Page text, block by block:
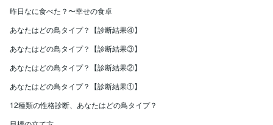
昨日なに食べた？〜幸せの食卓
あなたはどの鳥タイプ？【診断結果④】
あなたはどの鳥タイプ？【診断結果③】
あなたはどの鳥タイプ？【診断結果②】
あなたはどの鳥タイプ？【診断結果①】
12種類の性格診断、あなたはどの鳥タイプ？